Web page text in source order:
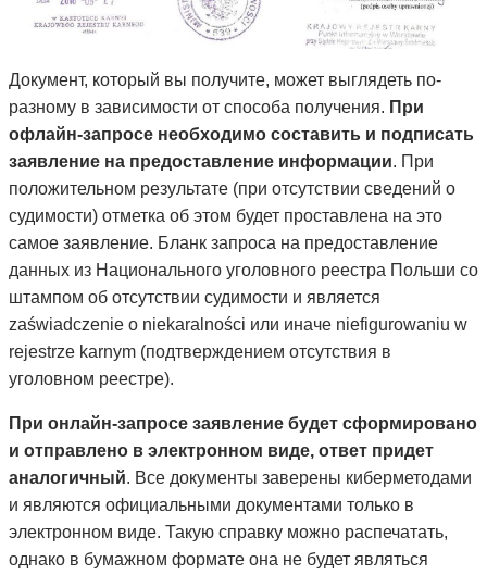
Документ, который вы получите, может выглядеть по-
разному в зависимости от способа получения. При
офлайн-запросе необходимо составить и подписать
заявление на предоставление информации. При
положительном результате (при отсутствии сведений о
судимости) отметка об этом будет проставлена на это
самое заявление. Бланк запроса на предоставление
данных из Национального уголовного реестра Польши со
штампом об отсутствии судимости и является
zaświadczenie o niekaralności или иначе niefigurowaniu w
rejestrze karnym (подтверждением отсутствия в
уголовном реестре).
При онлайн-запросе заявление будет сформировано
и отправлено в электронном виде, ответ придет
аналогичный. Все документы заверены киберметодами
и являются официальными документами только в
электронном виде. Такую справку можно распечатать,
однако в бумажном формате она не будет являться